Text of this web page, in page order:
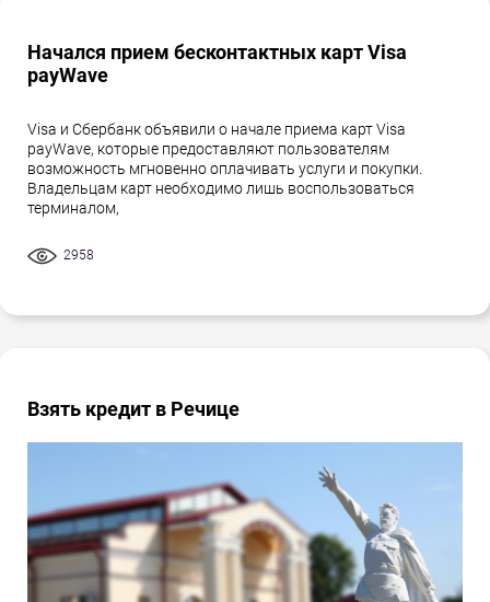
Начался прием бесконтактных карт Visa
payWave
Visa и Сбербанк объявили о начале приема карт Visa
payWave, которые предоставляют пользователям
возможность мгновенно оплачивать услуги и покупки.
Владельцам карт необходимо лишь воспользоваться
терминалом,
2958
Взять кредит в Речице